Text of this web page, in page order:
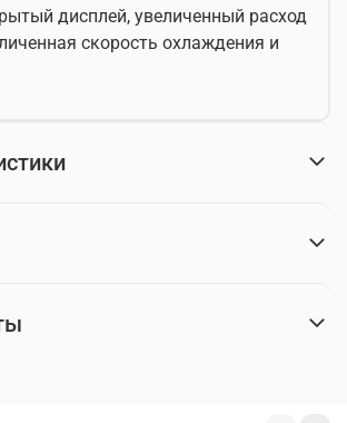
дисплей, увеличенный расход
скорость охлаждения и